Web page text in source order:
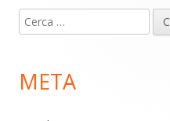
piè
pagina
Ricerca
per:
META